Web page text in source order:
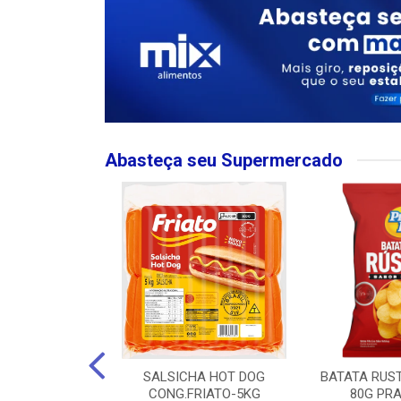
Abasteça seu Supermercado
SALSICHA HOT DOG
CONG.FRIATO-5KG
BATATA
80G